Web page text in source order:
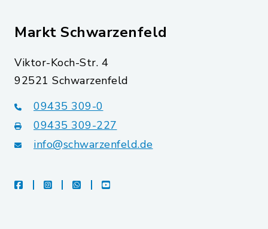
Markt Schwarzenfeld
Viktor-Koch-Str. 4
92521 Schwarzenfeld
09435 309-0
09435 309-227
info@schwarzenfeld.de
facebookinstagramwhatsappyoutube